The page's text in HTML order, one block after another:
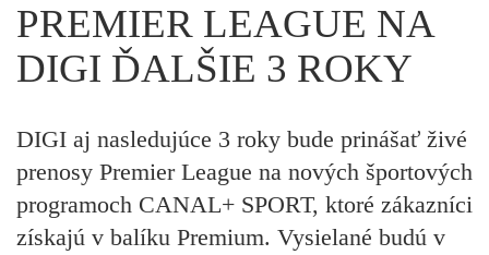
PREMIER LEAGUE NA
DIGI ĎALŠIE 3 ROKY
DIGI aj nasledujúce 3 roky bude prinášať živé
prenosy Premier League na nových športových
programoch CANAL+ SPORT, ktoré zákazníci
získajú v balíku Premium. Vysielané budú v